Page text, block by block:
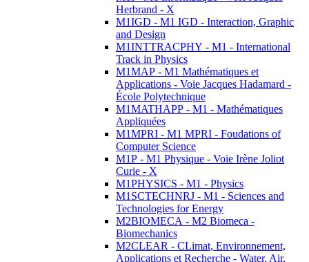
Herbrand - X
M1IGD - M1 IGD - Interaction, Graphic
and Design
M1INTTRACPHY - M1 - International
Track in Physics
M1MAP - M1 Mathématiques et
Applications - Voie Jacques Hadamard -
École Polytechnique
M1MATHAPP - M1 - Mathématiques
Appliquées
M1MPRI - M1 MPRI - Foudations of
Computer Science
M1P - M1 Physique - Voie Irène Joliot
Curie - X
M1PHYSICS - M1 - Physics
M1SCTECHNRJ - M1 - Sciences and
Technologies for Energy
M2BIOMECA - M2 Biomeca -
Biomechanics
M2CLEAR - CLimat, Environnement,
Applications et Recherche - Water, Air,